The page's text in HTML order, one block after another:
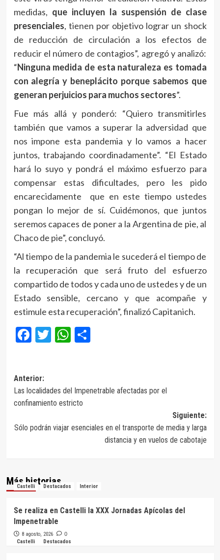
medidas, que incluyen la suspensión de clase
presenciales, tienen por objetivo lograr un shock
de reducción de circulación a los efectos de
reducir el número de contagios”, agregó y analizó:
“Ninguna medida de esta naturaleza es tomada
con alegría y beneplácito porque sabemos que
generan perjuicios para muchos sectores”.
Fue más allá y ponderó: “Quiero transmitirles
también que vamos a superar la adversidad que
nos impone esta pandemia y lo vamos a hacer
juntos, trabajando coordinadamente”. “El Estado
hará lo suyo y pondrá el máximo esfuerzo para
compensar estas dificultades, pero les pido
encarecidamente que en este tiempo ustedes
pongan lo mejor de sí. Cuidémonos, que juntos
seremos capaces de poner a la Argentina de pie, al
Chaco de pie”, concluyó.
“Al tiempo de la pandemia le sucederá el tiempo de
la recuperación que será fruto del esfuerzo
compartido de todos y cada uno de ustedes y de un
Estado sensible, cercano y que acompañe y
estimule esta recuperación”, finalizó Capitanich.
Facebook
Twitter
WhatsApp
Compartir
Navegación
de
Anterior:
Las localidades del Impenetrable afectadas por el
confinamiento estricto
Siguiente:
Sólo podrán viajar esenciales en el transporte de media y larga
distancia y en vuelos de cabotaje
Más historias
Castelli Destacados Interior
Se realiza en Castelli la XXX Jornadas Apícolas del
Impenetrable
8 agosto, 2026 0
Castelli Destacados